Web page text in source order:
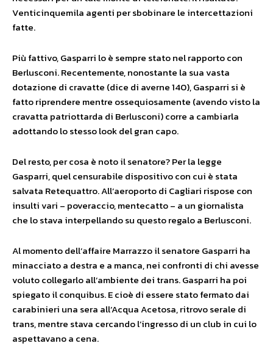
Venticinquemila agenti per sbobinare le intercettazioni
fatte.
Più fattivo, Gasparri lo è sempre stato nel rapporto con
Berlusconi. Recentemente, nonostante la sua vasta
dotazione di cravatte (dice di averne 140), Gasparri si è
fatto riprendere mentre ossequiosamente (avendo visto la
cravatta patriottarda di Berlusconi) corre a cambiarla
adottando lo stesso look del gran capo.
Del resto, per cosa è noto il senatore? Per la legge
Gasparri, quel censurabile dispositivo con cui è stata
salvata Retequattro. All’aeroporto di Cagliari rispose con
insulti vari – poveraccio, mentecatto – a un giornalista
che lo stava interpellando su questo regalo a Berlusconi.
Al momento dell’affaire Marrazzo il senatore Gasparri ha
minacciato a destra e a manca, nei confronti di chi avesse
voluto collegarlo all’ambiente dei trans. Gasparri ha poi
spiegato il conquibus. E cioè di essere stato fermato dai
carabinieri una sera all’Acqua Acetosa, ritrovo serale di
trans, mentre stava cercando l’ingresso di un club in cui lo
aspettavano a cena.